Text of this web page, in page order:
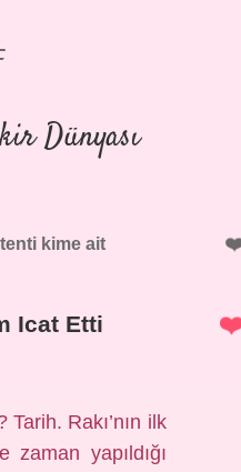
Dünyası
kime ait
Icat Etti
Tarih. Rakı’nın ilk
yapıldığı